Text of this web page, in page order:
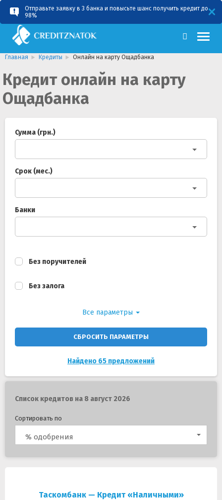
Отправьте заявку в 3 банка и повысьте шанс получить кредит до
98%
RU UA
Главная Кредиты Онлайн на карту Ощадбанка
Кредит онлайн на карту
Ощадбанка
Сумма (грн.)
Срок (мес.)
Банки
Без поручителей
Без залога
Все параметры
СБРОСИТЬ ПАРАМЕТРЫ
Найдено 65 предложений
Список кредитов на 8 август 2026
Сортировать по
% одобрения
Таскомбанк — Кредит «Наличными»